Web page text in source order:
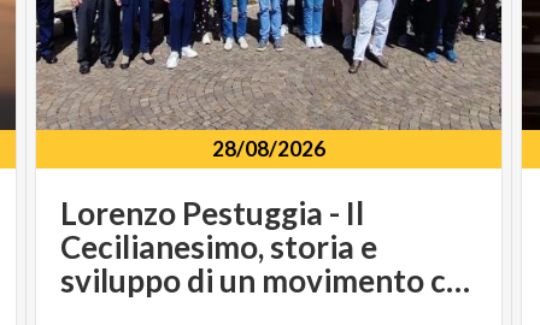
28/08/2026
Lorenzo Pestuggia - Il
Cecilianesimo, storia e
sviluppo di un movimento culturale